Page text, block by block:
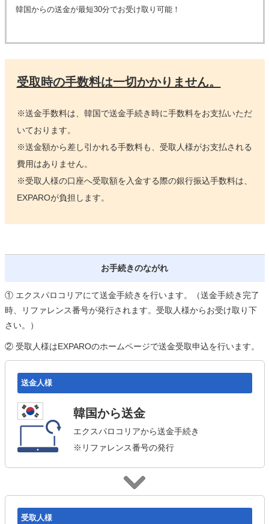
韓国からの送金が最短30分でお受け取り可能！
受取時の手数料は一切かかりません。
※送金手数料は、韓国で送金手続き時に手数料をお支払いただ
いております。
※送金額から差し引かれる手数料も、受取人様がお支払される
費用はありません。
※受取人様の口座へ受取額を入金する際の銀行振込手数料は、
EXPAROが負担します。
お手続きのながれ
① エクスパロコリアにて送金手続きを行います。（送金手続き完了
時、リファレンス番号が発行されます。受取人様からお受け取り下
さい。）
② 受取人様はEXPAROのホームページで送金受取申込を行います。
送金人様
韓国から送金
エクスパロコリアから送金手続き
※リファレンス番号の発行
受取人様